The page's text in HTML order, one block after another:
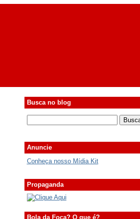
Busca no blog
Anuncie
Conheça nosso Mídia Kit
Propaganda
Bola da Foca? O que é?